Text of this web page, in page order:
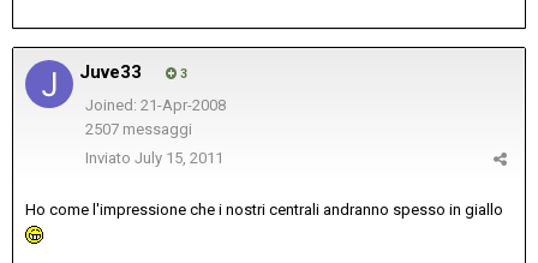
Juve33 3
Joined: 21-Apr-2008
2507 messaggi
Inviato July 15, 2011
Ho come l'impressione che i nostri centrali andranno spesso in giallo